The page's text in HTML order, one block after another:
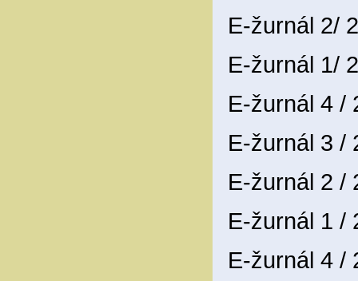
E-žurnál 2/
E-žurnál 1/
E-žurnál 4 /
E-žurnál 3 /
E-žurnál 2 /
E-žurnál 1 /
E-žurnál 4 /